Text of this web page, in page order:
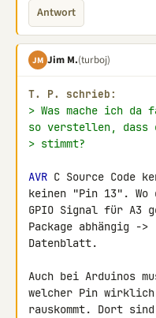
Antwort
JM Jim M.(turboj)
T. P. schrieb:
> Was mache ich da
so verstellen, dass
> stimmt?
AVR C Source Code
keinen "Pin 13". Wo
GPIO Signal für A3
Package abhängig ->
Datenblatt.
Auch bei Arduinos
welcher Pin wirklich
rauskommt. Dort